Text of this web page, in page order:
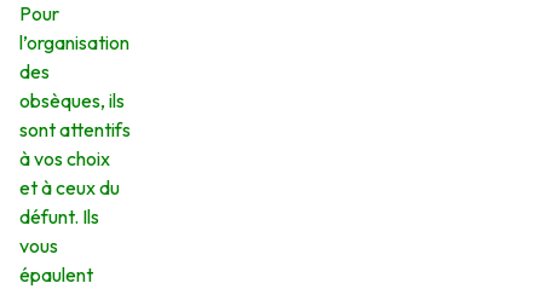
Pour
l’organisation
des
obsèques, ils
sont attentifs
à vos choix
et à ceux du
défunt. Ils
vous
épaulent